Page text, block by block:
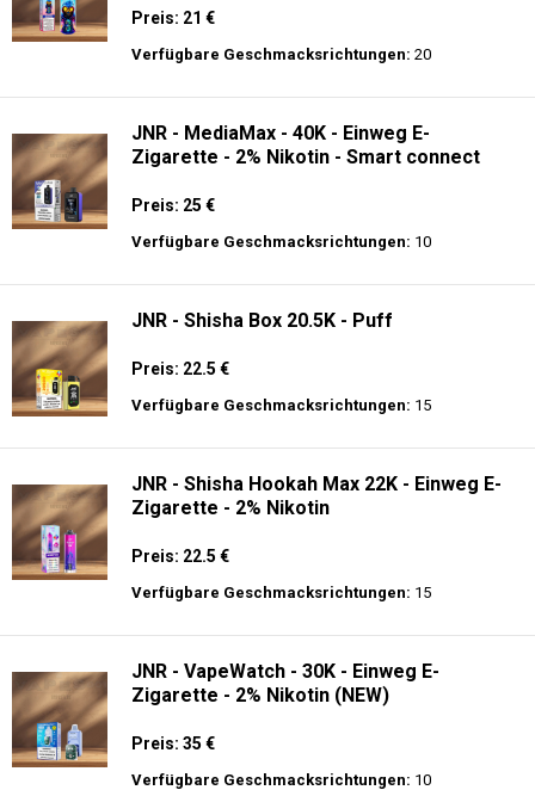
Preis: 21 €
Verfügbare Geschmacksrichtungen: 20
JNR - MediaMax - 40K - Einweg E-
Zigarette - 2% Nikotin - Smart connect
Preis: 25 €
Verfügbare Geschmacksrichtungen: 10
JNR - Shisha Box 20.5K - Puff
Preis: 22.5 €
Verfügbare Geschmacksrichtungen: 15
JNR - Shisha Hookah Max 22K - Einweg E-
Zigarette - 2% Nikotin
Preis: 22.5 €
Verfügbare Geschmacksrichtungen: 15
JNR - VapeWatch - 30K - Einweg E-
Zigarette - 2% Nikotin (NEW)
Preis: 35 €
Verfügbare Geschmacksrichtungen: 10